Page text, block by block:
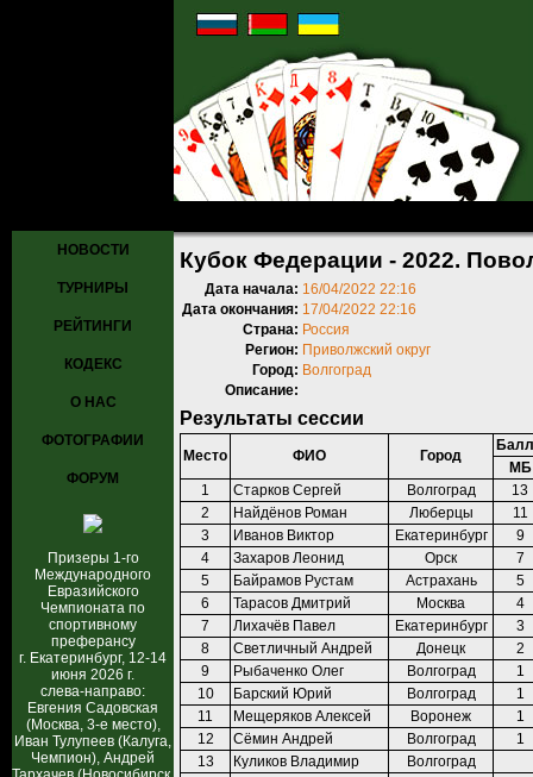
НОВОСТИ
ТУРНИРЫ
РЕЙТИНГИ
КОДЕКС
О НАС
ФОТОГРАФИИ
ФОРУМ
Призеры 1-го
Международного
Евразийского
Чемпионата по
спортивному
преферансу
г. Екатеринбург, 12-14
июня 2026 г.
слева-направо:
Евгения Садовская
(Москва, 3-е место),
Иван Тулупеев (Калуга,
Чемпион), Андрей
Кубок Федерации - 2022.
Дата начала: 16/04/2022 22:16
Дата окончания: 17/04/2022 22:16
Страна: Россия
Регион: Приволжский округ
Город: Волгоград
Описание:
Результаты сессии
Место ФИО Город
МБ
1
Старков Сергей Волгоград
13
2
Найдёнов Роман Люберцы
11
3
Иванов Виктор Екатеринбург
9
4
Захаров Леонид Орск
7
5
Байрамов Рустам Астрахань
5
6
Тарасов Дмитрий Москва
4
7
Лихачёв Павел Екатеринбург
3
8
Светличный Андрей Донецк
2
9
Рыбаченко Олег Волгоград
1
10
Барский Юрий Волгоград
1
11
Мещеряков Алексей Воронеж
1
12
Сёмин Андрей Волгоград
1
13
Куликов Владимир
Волгоград